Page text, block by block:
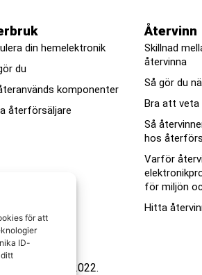
föratt
knologier
ika ID-
itt
din hemelektronik
du
komponenter
återförsäljare
Återvinn
Skillnad
återvinna
Så gör du
Bra att veta
Så
hos
Varför
för miljön
Hitta
© 2022.